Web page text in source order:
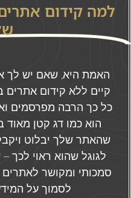
למה קידום
האמת היא, שאם יש לך
קיים ללא קידום אתרים
כל כך הרבה מפרסמים
הוא כמו דג קטן מאוד
שהאתר שלך יבלוט
לגוגל שהוא ראוי לכך –
סמכותי ומקושר
לסמוך על